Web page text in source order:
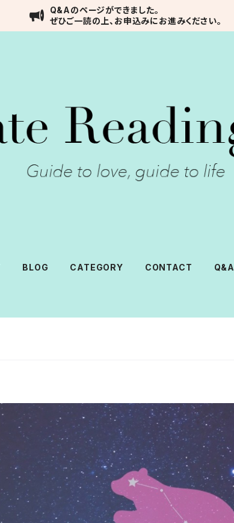
Q&Aのページができました。
ぜひご一読の上、お申込みにお進みください。
BLOG CATEGORY CONTACT Q&A